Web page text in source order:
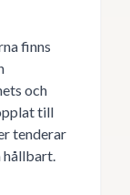
finns
och
till
tenderar
hållbart.